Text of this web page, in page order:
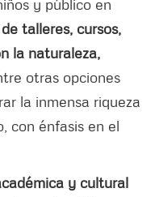
y público en
talleres, cursos,
la naturaleza,
otras opciones
la inmensa riqueza
con énfasis en el
y cultural